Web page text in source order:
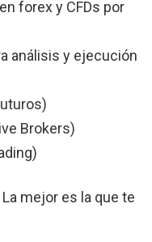
forex y CFDs por
análisis y ejecución
Brokers)
mejor es la que te